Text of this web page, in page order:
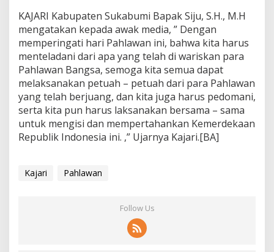
w
a
r
k
a
n
P
a
r
a
h
KAJARI Kabupaten Sukabumi Bapak Siju, S.H., M.H
mengatakan kepada awak media, ” Dengan
memperingati hari Pahlawan ini, bahwa kita harus
menteladani dari apa yang telah di wariskan para
Pahlawan Bangsa, semoga kita semua dapat
melaksanakan petuah – petuah dari para Pahlawan
yang telah berjuang, dan kita juga harus pedomani,
serta kita pun harus laksanakan bersama – sama
untuk mengisi dan mempertahankan Kemerdekaan
Republik Indonesia ini. ,” Ujarnya Kajari.[BA]
Kajari Pahlawan
Follow Us